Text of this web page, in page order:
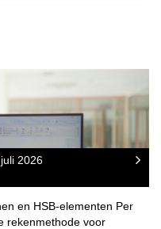
2026
en HSB-elementen Per
rekenmethode voor